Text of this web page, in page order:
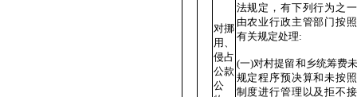
对挪
用、
侵占
公款
公
法规定，有下列行为之
由农业行政主管部门按
有关规定处理:
(一)对村提留和乡统筹费
规定程序预决算和未按
制度进行管理以及拒不